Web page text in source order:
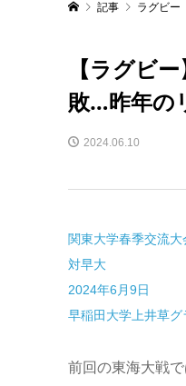
記事 ラグビー
【ラグビ
敗…昨年の
2024.06.10
関東大学春季交流大
対早大
2024年6月9日
早稲田大学上井草グ
前回の東海大戦